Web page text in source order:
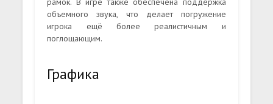
объемного звука, что делает погружение
игрока ещё более реалистичным и
поглощающим.
Графика